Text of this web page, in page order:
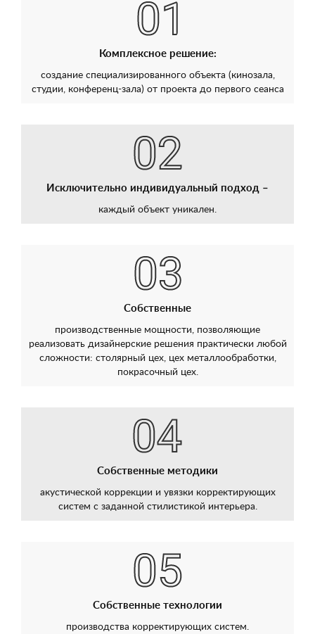
Комплексное решение:
создание специализированного объекта (кинозала,
студии, конференц-зала) от проекта до первого сеанса
Исключительно индивидуальный подход –
каждый объект уникален.
Собственные
производственные мощности, позволяющие
реализовать дизайнерские решения практически любой
сложности: столярный цех, цех металлообработки,
покрасочный цех.
Собственные методики
акустической коррекции и увязки корректирующих
систем с заданной стилистикой интерьера.
Собственные технологии
производства корректирующих систем.